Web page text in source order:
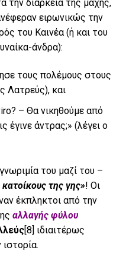
διάρκεια της μάχης,
ειρωνικώς την
του Καινέα (ή και του
άνδρα):
τους πολέμους στους
Λατρεύς), και
– Θα νικηθούμε από
έγινε άντρας;» (λέγει ο
του μαζί του –
της γης»! Οι
έκπληκτοι από την
αλλαγής φύλου
[8] ιδιαιτέρως